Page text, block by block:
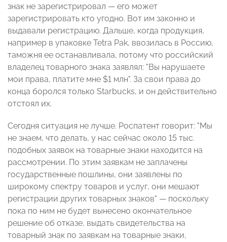
знак не зарегистрировал — его может
зарегистрировать кто угодно. Вот им законно и
выдавали регистрацию. Дальше, когда продукция,
например в упаковке Tetra Pak, ввозилась в Россию,
таможня ее останавливала, потому что российский
владелец товарного знака заявлял: "Вы нарушаете
мои права, платите мне $1 млн". За свои права до
конца боролся только Starbucks, и он действительно
отстоял их.
Сегодня ситуация не лучше. Роспатент говорит: "Мы
не знаем, что делать, у нас сейчас около 15 тыс.
подобных заявок на товарные знаки находится на
рассмотрении. По этим заявкам не заплачены
государственные пошлины, они заявлены по
широкому спектру товаров и услуг, они мешают
регистрации других товарных знаков" — поскольку
пока по ним не будет вынесено окончательное
решение об отказе, выдать свидетельства на
товарный знак по заявкам на товарные знаки,